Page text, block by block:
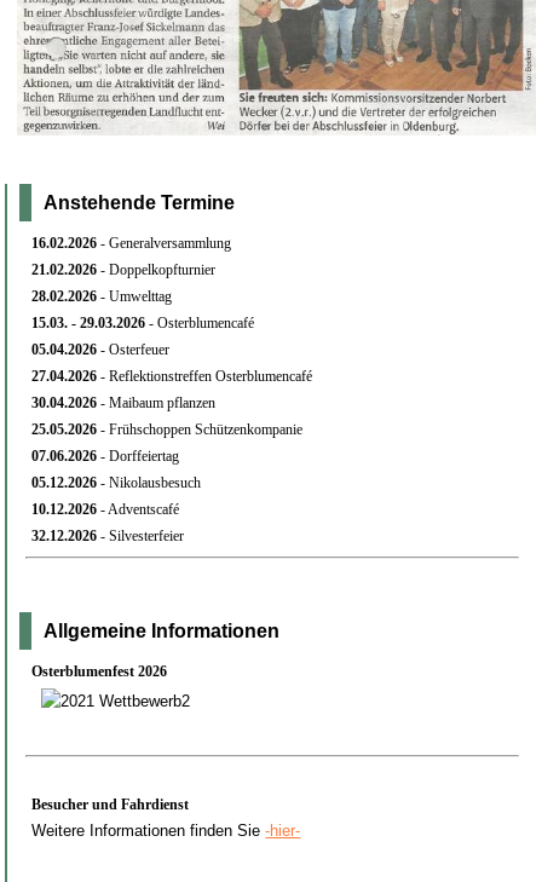
Anstehende Termine
16.02.2026 - Generalversammlung
21.02.2026 - Doppelkopfturnier
28.02.2026 - Umwelttag
15.03. - 29.03.2026 - Osterblumencafé
05.04.2026 - Osterfeuer
27.04.2026 - Reflektionstreffen Osterblumencafé
30.04.2026 - Maibaum pflanzen
25.05.2026 - Frühschoppen Schützenkompanie
07.06.2026 - Dorffeiertag
05.12.2026 - Nikolausbesuch
10.12.2026 - Adventscafé
32.12.2026 - Silvesterfeier
Allgemeine Informationen
Osterblumenfest 2026
Besucher und Fahrdienst
Weitere Informationen finden Sie-hier-